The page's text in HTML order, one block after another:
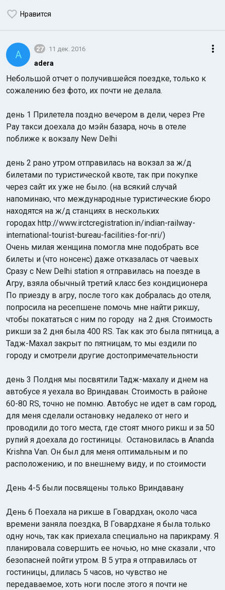
Нравится
A 27 11 дек. 2016
adera
Небольшой отчет о получившейся поездке, только к
сожалению без фото, их почти не делала.
день 1 Прилетела поздно вечером в дели, через Pre
Pay такси доехала до мэйн базара, ночь в отеле
поближе к вокзалу New Delhi
день 2 рано утром отправилась на вокзал за ж/д
билетами по туристической квоте, так при покупке
через сайт их уже не было. (на всякий случай
напоминаю, что международные туристические бюро
находятся на ж/д станциях в нескольких
городах http://www.irctcregistration.in/indian-railway-
international-tourist-bureau-facilities-for-nri/)
Oчень милая женщина помогла мне подобрать все
билеты и (что нонсенс) даже отказалась от чаевых
Сразу с New Delhi station я отправилась на поезде в
Агру, взяла обычный третий класс без кондиционера
По приезду в агру, после того как добралась до отеля,
попросила на ресепшене помочь мне найти рикшу,
чтобы покататься с ним по городу на 2 дня. Стоимость
рикши за 2 дня была 400 RS. Так как это была пятница, а
Тадж-Махал закрыт по пятницам, то мы ездили по
городу и смотрели другие достопримечательности
день 3 Полдня мы посвятили Тадж-махалу и днем на
автобусе я уехала во Вриндаван. Стоимость в районе
60-80 RS, точно не помню. Автобус не идет в сам город,
для меня сделали остановку недалеко от него и
проводили до того места, где стоят много рикш и за 50
рупий я доехала до гостиницы. Остановилась в Ananda
Krishna Van. Он был для меня оптимальным и по
расположению, и по внешнему виду, и по стоимости
День 4-5 были посвящены только Вриндавану
День 6 Поехала на рикше в Говардхан, около часа
времени заняла поездка, В Говардхане я была только
одну ночь, так как приехала специально на парикраму. Я
планировала совершить ее ночью, но мне сказали , что
безопасней пойти утром. В 5 утра я отправилась от
гостиницы, длилась 5 часов, но чувство не
передаваемое, хоть ноги после этого я почти не